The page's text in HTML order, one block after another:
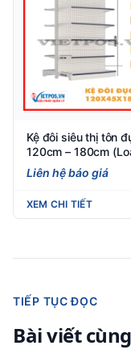
Kệ đôi siêu thị tôn
120cm – 180cm
0.8) 5 tầng
Liên hệ báo giá
XEM CHI TIẾT
TIẾP TỤC ĐỌC
Bài viết